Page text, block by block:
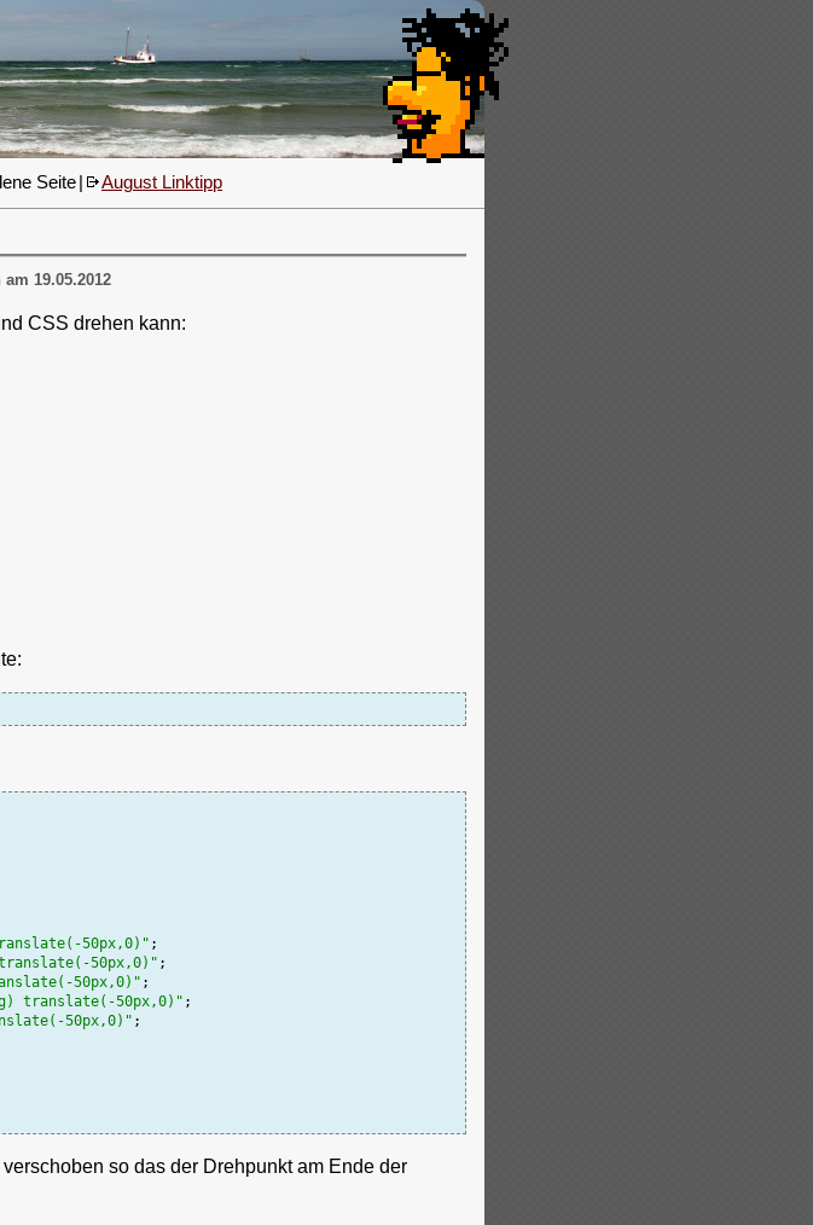
Seite August Linktipp
19.05.2012
CSS drehen kann:
50px,0)" ;
50px,0)" ;
50px,0)" ;
translate(-50px,0)" ;
50px,0)" ;
so das der Drehpunkt am Ende der